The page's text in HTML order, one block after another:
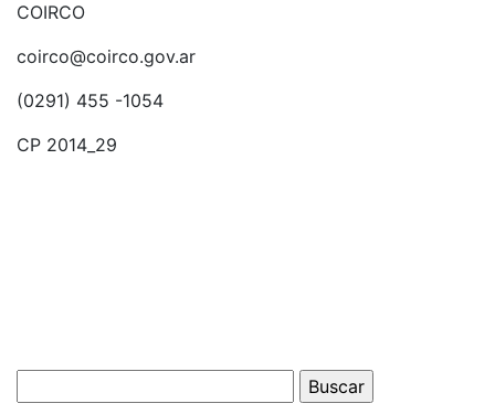
COIRCO
coirco@coirco.gov.ar
(0291) 455 -1054
CP 2014_29